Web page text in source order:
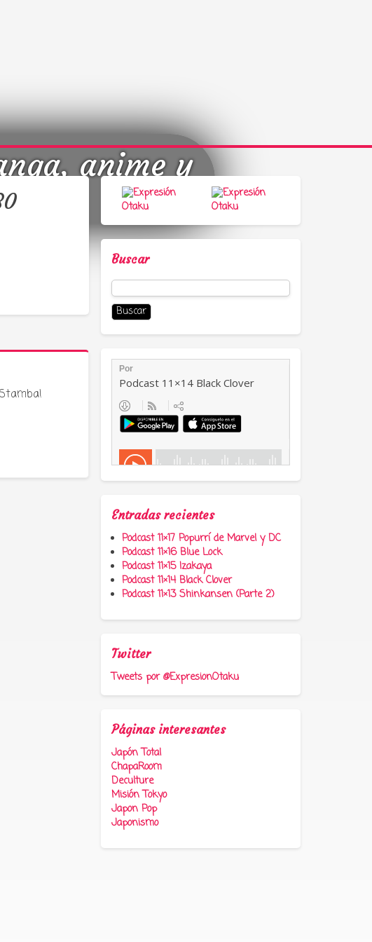
anime y
Buscar
Buscar:
Entradas recientes
Podcast 11×17 Popurrí de Marvel y DC
Podcast 11×16 Blue Lock
Podcast 11×15 Izakaya
Podcast 11×14 Black Clover
Podcast 11×13 Shinkansen (Parte 2)
Twitter
Tweets por @ExpresionOtaku
Páginas interesantes
Japón Total
ChapaRoom
Deculture
Misión Tokyo
Japon Pop
Japonismo